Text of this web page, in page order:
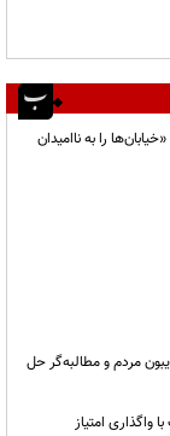
را به ناامیدان
مردم و مطالبه‌گر حل
واگذاری امتیاز